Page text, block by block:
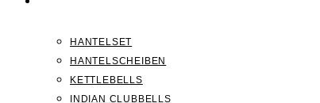
HANTELSET
HANTELSCHEIBEN
KETTLEBELLS
INDIAN CLUBBELLS